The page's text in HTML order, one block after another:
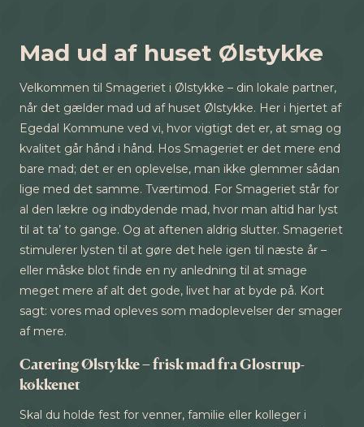
Mad ud af huset Ølstykke
Velkommen til Smageriet i Ølstykke – din lokale partner,
når det gælder mad ud af huset Ølstykke. Her i hjertet af
Egedal Kommune ved vi, hvor vigtigt det er, at smag og
kvalitet går hånd i hånd. Hos Smageriet er det mere end
bare mad; det er en oplevelse, man ikke glemmer sådan
lige med det samme. Tværtimod. For Smageriet står for
al den lækre og indbydende mad, hvor man altid har lyst
til at ta’ to gange. Og at aftenen aldrig slutter. Smageriet
stimulerer lysten til at gøre det hele igen til næste år –
eller måske blot finde en ny anledning til at smage
meget mere af alt det gode, livet har at byde på. Kort
sagt: vores mad opleves som madoplevelser der smager
af mere.
Catering Ølstykke – frisk mad fra Glostrup-
køkkenet
Skal du holde fest for venner, familie eller kolleger i